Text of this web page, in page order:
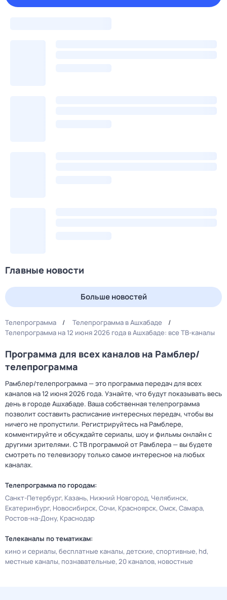
Главные новости
Больше новостей
Телепрограмма
Телепрограмма в Ашхабаде
Телепрограмма на 12 июня 2026 года в Ашхабаде: все ТВ-каналы
Программа для всех каналов на Рамблер/
телепрограмма
Рамблер/телепрограмма — это программа передач для всех
каналов на 12 июня 2026 года. Узнайте, что будут показывать весь
день в городе Ашхабаде. Ваша собственная телепрограмма
позволит составить расписание интересных передач, чтобы вы
ничего не пропустили. Регистрируйтесь на Рамблере,
комментируйте и обсуждайте сериалы, шоу и фильмы онлайн с
другими зрителями. С ТВ программой от Рамблера — вы будете
смотреть по телевизору только самое интересное на любых
каналах.
Телепрограмма по городам:
Санкт-Петербург Казань Нижний Новгород Челябинск
Екатеринбург Новосибирск Сочи Красноярск Омск Самара
Ростов-на-Дону Краснодар
Телеканалы по тематикам:
кино и сериалы бесплатные каналы детские спортивные hd
местные каналы познавательные 20 каналов новостные